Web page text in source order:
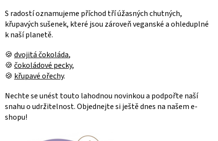
S radostí oznamujeme příchod tří úžasných chutných,
křupavých sušenek, které jsou zároveň veganské a ohleduplné
k naší planetě.
🍪 dvojitá čokoláda,
🍪 čokoládové pecky,
🍪 křupavé ořechy.
Nechte se unést touto lahodnou novinkou a podpořte naší
snahu o udržitelnost. Objednejte si ještě dnes na našem e-
shopu!